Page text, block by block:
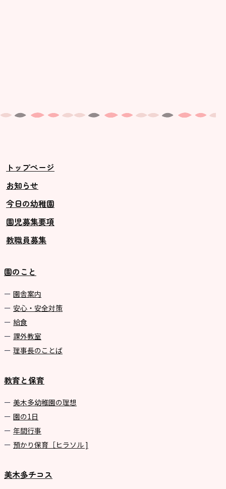
トップページ
お知らせ
今日の幼稚園
園児募集要項
教職員募集
園のこと
園舎案内
安心・安全対策
給食
課外教室
理事長のことば
教育と保育
美⽊多幼稚園の理想
園の1⽇
年間⾏事
預かり保育［ヒラソル ]
美木多チコス